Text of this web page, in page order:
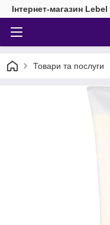
Інтернет-магазин Lebel
Товари та послуги